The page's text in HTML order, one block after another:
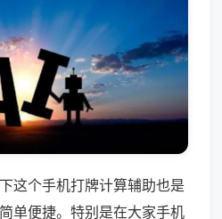
这个手机打牌计算辅助也是
单便捷。特别是在大家手机